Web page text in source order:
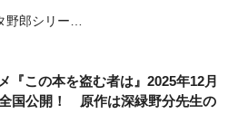
野郎シリー…
『この本を盗む者は』2025年12月
国公開！ 原作は深緑野分先生の